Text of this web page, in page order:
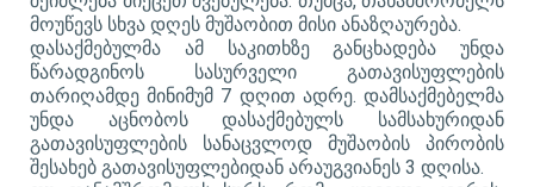
მოუწევს სხვა დღეს მუშაობით მისი ანაზღაურება.
დასაქმებულმა ამ საკითხზე განცხადება უნდა
წარადგინოს სასურველი გათავისუფლების
თარიღამდე მინიმუმ 7 დღით ადრე. დამსაქმებელმა
უნდა აცნობოს დასაქმებულს სამსახურიდან
გათავისუფლების სანაცვლოდ მუშაობის პირობის
შესახებ გათავისუფლებიდან არაუგვიანეს 3 დღისა.